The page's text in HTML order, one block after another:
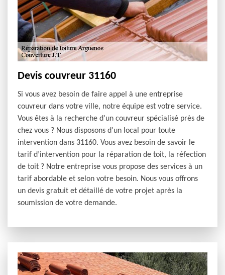
Devis couvreur 31160
Si vous avez besoin de faire appel à une entreprise
couvreur dans votre ville, notre équipe est votre service.
Vous êtes à la recherche d’un couvreur spécialisé près de
chez vous ? Nous disposons d’un local pour toute
intervention dans 31160. Vous avez besoin de savoir le
tarif d’intervention pour la réparation de toit, la réfection
de toit ? Notre entreprise vous propose des services à un
tarif abordable et selon votre besoin. Nous vous offrons
un devis gratuit et détaillé de votre projet après la
soumission de votre demande.